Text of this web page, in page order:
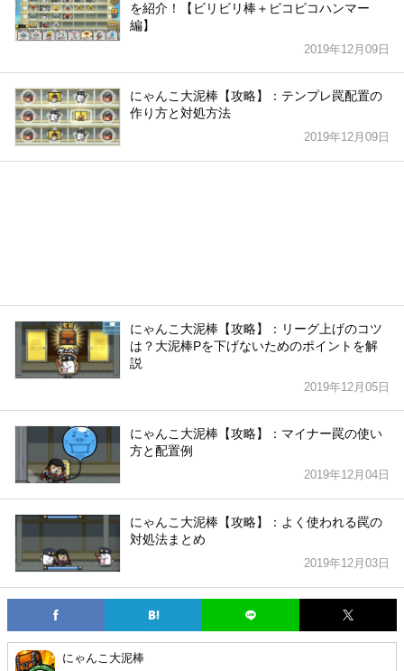
を紹介！【ビリビリ棒＋ピコピコハンマー
編】
2019年12月09日
にゃんこ大泥棒【攻略】：テンプレ罠配置の
作り方と対処方法
2019年12月09日
にゃんこ大泥棒【攻略】：リーグ上げのコツ
は？大泥棒Pを下げないためのポイントを解
説
2019年12月05日
にゃんこ大泥棒【攻略】：マイナー罠の使い
方と配置例
2019年12月04日
にゃんこ大泥棒【攻略】：よく使われる罠の
対処法まとめ
2019年12月03日
にゃんこ大泥棒